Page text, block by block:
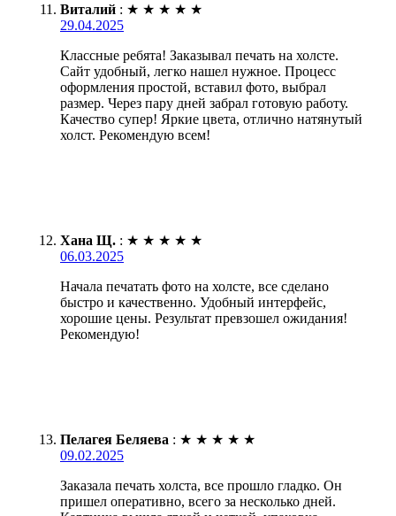
Виталий : ★ ★ ★ ★ ★
29.04.2025
Классные ребята! Заказывал печать на холсте.
Сайт удобный, легко нашел нужное. Процесс
оформления простой, вставил фото, выбрал
размер. Через пару дней забрал готовую работу.
Качество супер! Яркие цвета, отлично натянутый
холст. Рекомендую всем!
Хана Щ. : ★ ★ ★ ★ ★
06.03.2025
Начала печатать фото на холсте, все сделано
быстро и качественно. Удобный интерфейс,
хорошие цены. Результат превзошел ожидания!
Рекомендую!
Пелагея Беляева : ★ ★ ★ ★ ★
09.02.2025
Заказала печать холста, все прошло гладко. Он
пришел оперативно, всего за несколько дней.